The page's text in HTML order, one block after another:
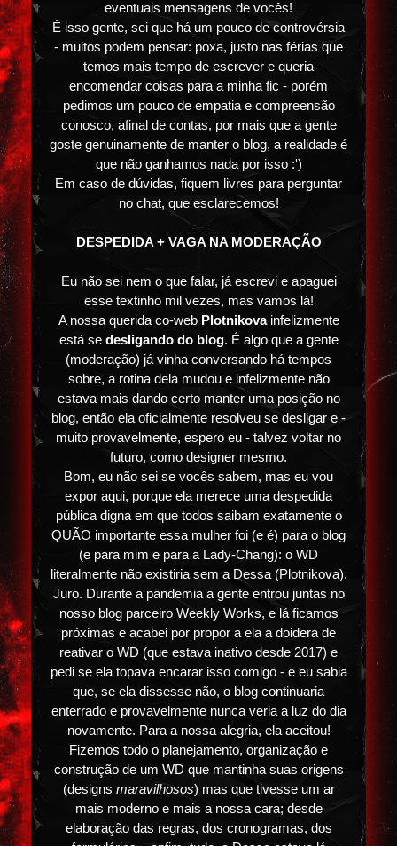
eventuais mensagens de vocês!
É isso gente, sei que há um pouco de controvérsia
- muitos podem pensar: poxa, justo nas férias que
temos mais tempo de escrever e queria
encomendar coisas para a minha fic - porém
pedimos um pouco de empatia e compreensão
conosco, afinal de contas, por mais que a gente
goste genuinamente de manter o blog, a realidade é
que não ganhamos nada por isso :')
Em caso de dúvidas, fiquem livres para perguntar
no chat, que esclarecemos!
DESPEDIDA + VAGA NA MODERAÇÃO
Eu não sei nem o que falar, já escrevi e apaguei
esse textinho mil vezes, mas vamos lá!
A nossa querida co-web Plotnikovainfelizmente
está se desligando do blog. É algo que a gente
(moderação) já vinha conversando há tempos
sobre, a rotina dela mudou e infelizmente não
estava mais dando certo manter uma posição no
blog, então ela oficialmente resolveu se desligar e -
muito provavelmente, espero eu - talvez voltar no
futuro, como designer mesmo.
Bom, eu não sei se vocês sabem, mas eu vou
expor aqui, porque ela merece uma despedida
pública digna em que todos saibam exatamente o
QUÃO importante essa mulher foi (e é) para o blog
(e para mim e para a Lady-Chang): o WD
literalmente não existiria sem a Dessa (Plotnikova).
Juro. Durante a pandemia a gente entrou juntas no
nosso blog parceiro Weekly Works, e lá ficamos
próximas e acabei por propor a ela a doidera de
reativar o WD (que estava inativo desde 2017) e
pedi se ela topava encarar isso comigo - e eu sabia
que, se ela dissesse não, o blog continuaria
enterrado e provavelmente nunca veria a luz do dia
novamente. Para a nossa alegria, ela aceitou!
Fizemos todo o planejamento, organização e
construção de um WD que mantinha suas origens
(designs maravilhosos) mas que tivesse um ar
mais moderno e mais a nossa cara; desde
elaboração das regras, dos cronogramas, dos